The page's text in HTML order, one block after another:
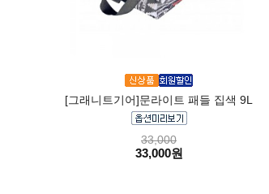
[그래니트기어]문라이트 패들 집색 9L
33,000
33,000원